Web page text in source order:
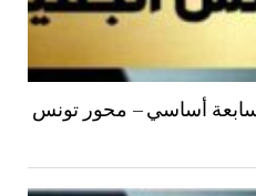
أساسي – محور تونس